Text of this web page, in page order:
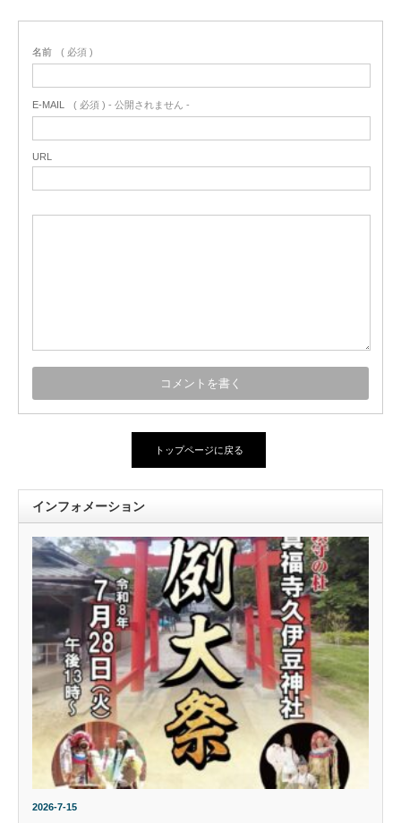
名前 ( 必須 )
E-MAIL ( 必須 ) - 公開されません -
URL
トップページに戻る
インフォメーション
2026-7-15